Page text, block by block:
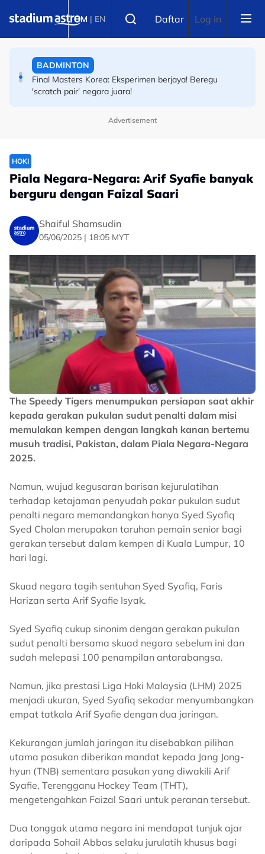
BM | EN Daftar Log in
Final Masters Korea: Eksperimen berjaya! Beregu
BOLA SEPAK
Piala Hyundai ASEAN: Sejarah tercipta! Indonesia 30
tahun tanpa gelaran AFF!
Advertisement
HOKI
Piala Negara-Negara: Arif Syafie banyak
berguru dengan Faizal Saari
Shaiful Shamsudin
05/06/2025 | 18:05 MYT
The Speedy Tigers menumpukan persiapan saat akhir
kepada gerakan pukulan sudut penalti dalam misi
memulakan kempen dengan langkah kanan bertemu
musuh tradisi, Pakistan, dalam Piala Negara-Negara
2025.
Namun, wujud kegusaran barisan kejurulatihan
terhadap ketajaman penyudah pakar pukulan sudut
penalti negara memandangkan hanya Syed Syafiq
Syed Cholan merupakan taruhan pemain senior bagi
gerakan tersebut dalam kempen di Kuala Lumpur, 10
hari lagi.
Skuad negara tagih sentuhan Syed Syafiq, Faris
Harizan serta Arif Syafie Isyak.
Syed Syafiq cukup sinonim dengan gerakan pukulan
sudut penalti bersama skuad negara sebelum ini dan
sudah melepasi 100 penampilan antarabangsa.
Namun, jika prestasi Liga Hoki Malaysia (LHM) 2025
menjadi ukuran, Syed Syafiq sekadar menyumbangkan
empat tatkala Arif Syafie dengan dua jaringan.
Kekurangan jumlah jaringan itu disebabkan pilihan
utama pasukan diberikan mandat kepada Jang Jong-
hyun (TNB) sementara pasukan yang diwakili Arif
Syafie, Terengganu Hockey Team (THT),
mengetengahkan Faizal Saari untuk peranan tersebut.
Dua tonggak utama negara ini mendapat tunjuk ajar
daripada Sohail Abbas selaku jurulatih khusus bagi